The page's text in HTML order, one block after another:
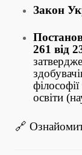
Закон
261 від
освіти
🔗